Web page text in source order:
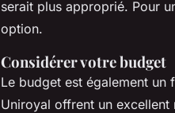
serait plus approprié. Pour
option.
Considérer votre budget
Le budget est également un
Uniroyal offrent un